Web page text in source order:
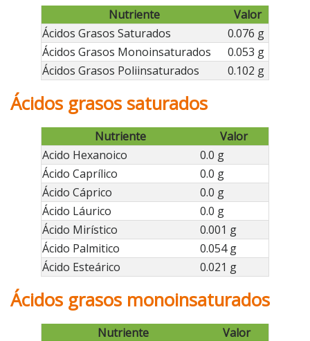
Nutriente
Valor
Ácidos Grasos Saturados
0.076 g
Ácidos Grasos Monoinsaturados
0.053 g
Ácidos Grasos Poliinsaturados
0.102 g
Ácidos grasos saturados
Nutriente
Valor
Acido Hexanoico
0.0 g
Ácido Caprílico
0.0 g
Ácido Cáprico
0.0 g
Ácido Láurico
0.0 g
Ácido Mirístico
0.001 g
Ácido Palmitico
0.054 g
Ácido Esteárico
0.021 g
Ácidos grasos monoinsaturados
Nutriente
Valor